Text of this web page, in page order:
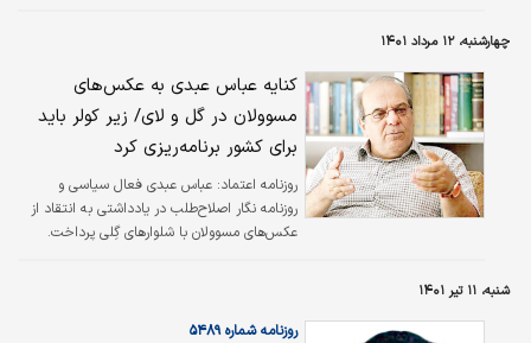
چهارشنبه، ۱۲ مرداد ۱۴۰۱
کنایه عباس عبدی به عکس‌های
مسوولان در گل و لای/ زیر کولر باید
برای کشور برنامه‌ریزی کرد
روزنامه اعتماد: عباس عبدی فعال سیاسی و
روزنامه نگار اصلاح‌طلب در یادداشتی به انتقاد از
عکس‌های مسوولان با شلوارهای گِلی پرداخت.
شنبه، ۱۱ تیر ۱۴۰۱
روزنامه شماره ۵۴۸۹